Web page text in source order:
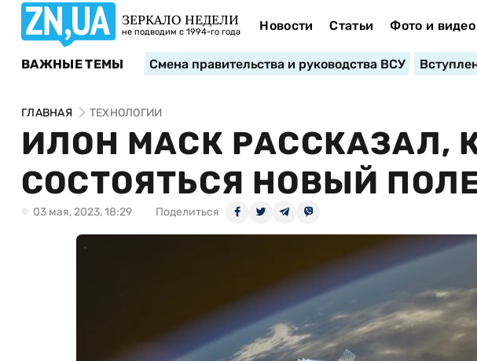
ЗЕРКАЛО НЕДЕЛИ
не подводим с 1994-го года Новости Статьи Фото и видео
ВАЖНЫЕ ТЕМЫ Смена правительства и руководства ВСУ
ГЛАВНАЯ ТЕХНОЛОГИИ
ИЛОН МАСК РАССКАЗАЛ,
СОСТОЯТЬСЯ НОВЫЙ
03 мая, 2023, 18:29 Поделиться